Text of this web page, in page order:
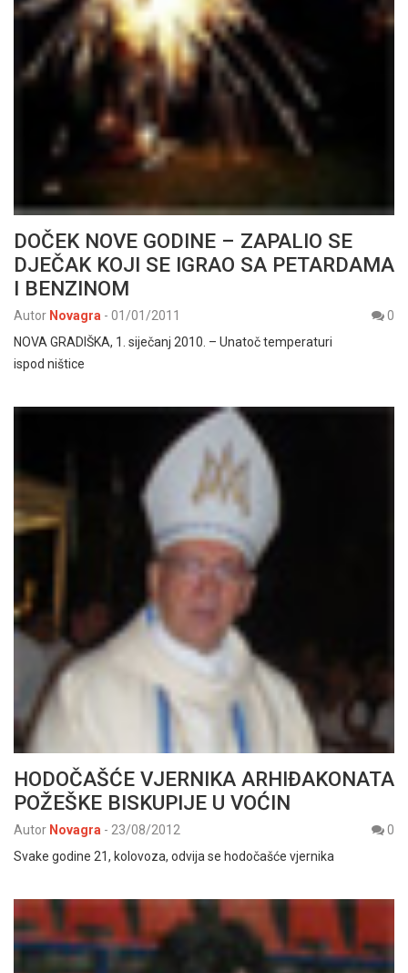
DOČEK NOVE GODINE – ZAPALIO SE
DJEČAK KOJI SE IGRAO SA PETARDAMA
I BENZINOM
Autor Novagra - 01/01/2011
0
NOVA GRADIŠKA, 1. siječanj 2010. – Unatoč temperaturi
ispod ništice
HODOČAŠĆE VJERNIKA ARHIĐAKONATA
POŽEŠKE BISKUPIJE U VOĆIN
Autor Novagra - 23/08/2012
0
Svake godine 21, kolovoza, odvija se hodočašće vjernika